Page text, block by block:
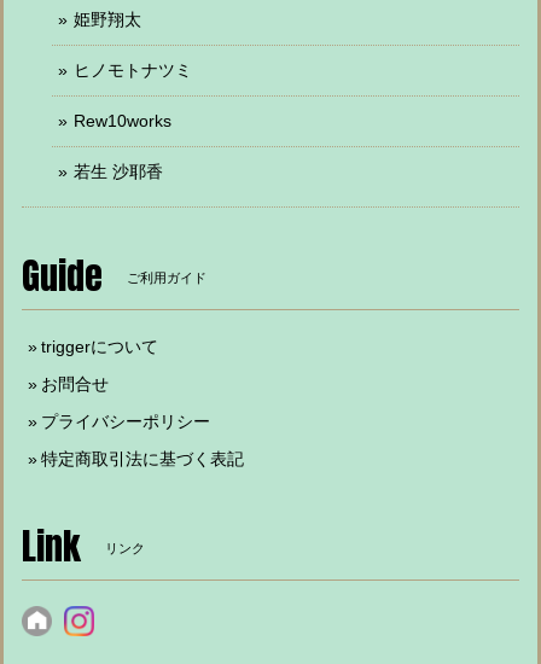
姫野翔太
ヒノモトナツミ
Rew10works
若生 沙耶香
Guide ご利用ガイド
triggerについて
お問合せ
プライバシーポリシー
特定商取引法に基づく表記
Link リンク